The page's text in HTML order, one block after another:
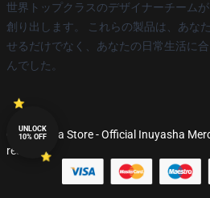
世界トップクラスのデザイナーチーム
創り出します。 これらの製品は、あな
せるだけでなく、あなたの日常生活に
んでした。
© Inuyasha Store - Official Inuyasha
reserved
UNLOCK
10% OFF